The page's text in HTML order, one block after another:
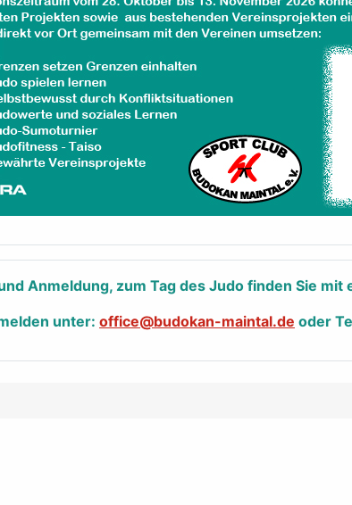
Anmeldung, zum Tag des Judo finden Sie mit
unter: office@budokan-maintal.de oder